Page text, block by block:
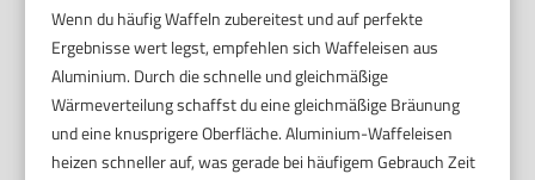
Wenn du häufig Waffeln zubereitest und auf perfekte
Ergebnisse wert legst, empfehlen sich Waffeleisen aus
Aluminium. Durch die schnelle und gleichmäßige
Wärmeverteilung schaffst du eine gleichmäßige Bräunung
und eine knusprigere Oberfläche. Aluminium-Waffeleisen
heizen schneller auf, was gerade bei häufigem Gebrauch Zeit